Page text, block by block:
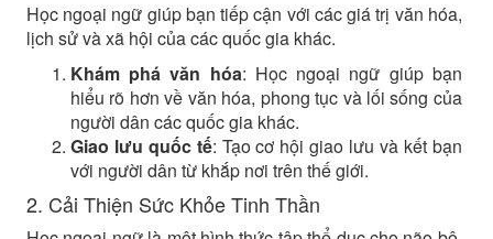
Học ngoại ngữ giúp bạn tiếp cận với các giá trị văn hóa,
lịch sử và xã hội của các quốc gia khác.
Khám phá văn hóa: Học ngoại ngữ giúp bạn
hiểu rõ hơn về văn hóa, phong tục và lối sống của
người dân các quốc gia khác.
Giao lưu quốc tế: Tạo cơ hội giao lưu và kết bạn
với người dân từ khắp nơi trên thế giới.
2. Cải Thiện Sức Khỏe Tinh Thần